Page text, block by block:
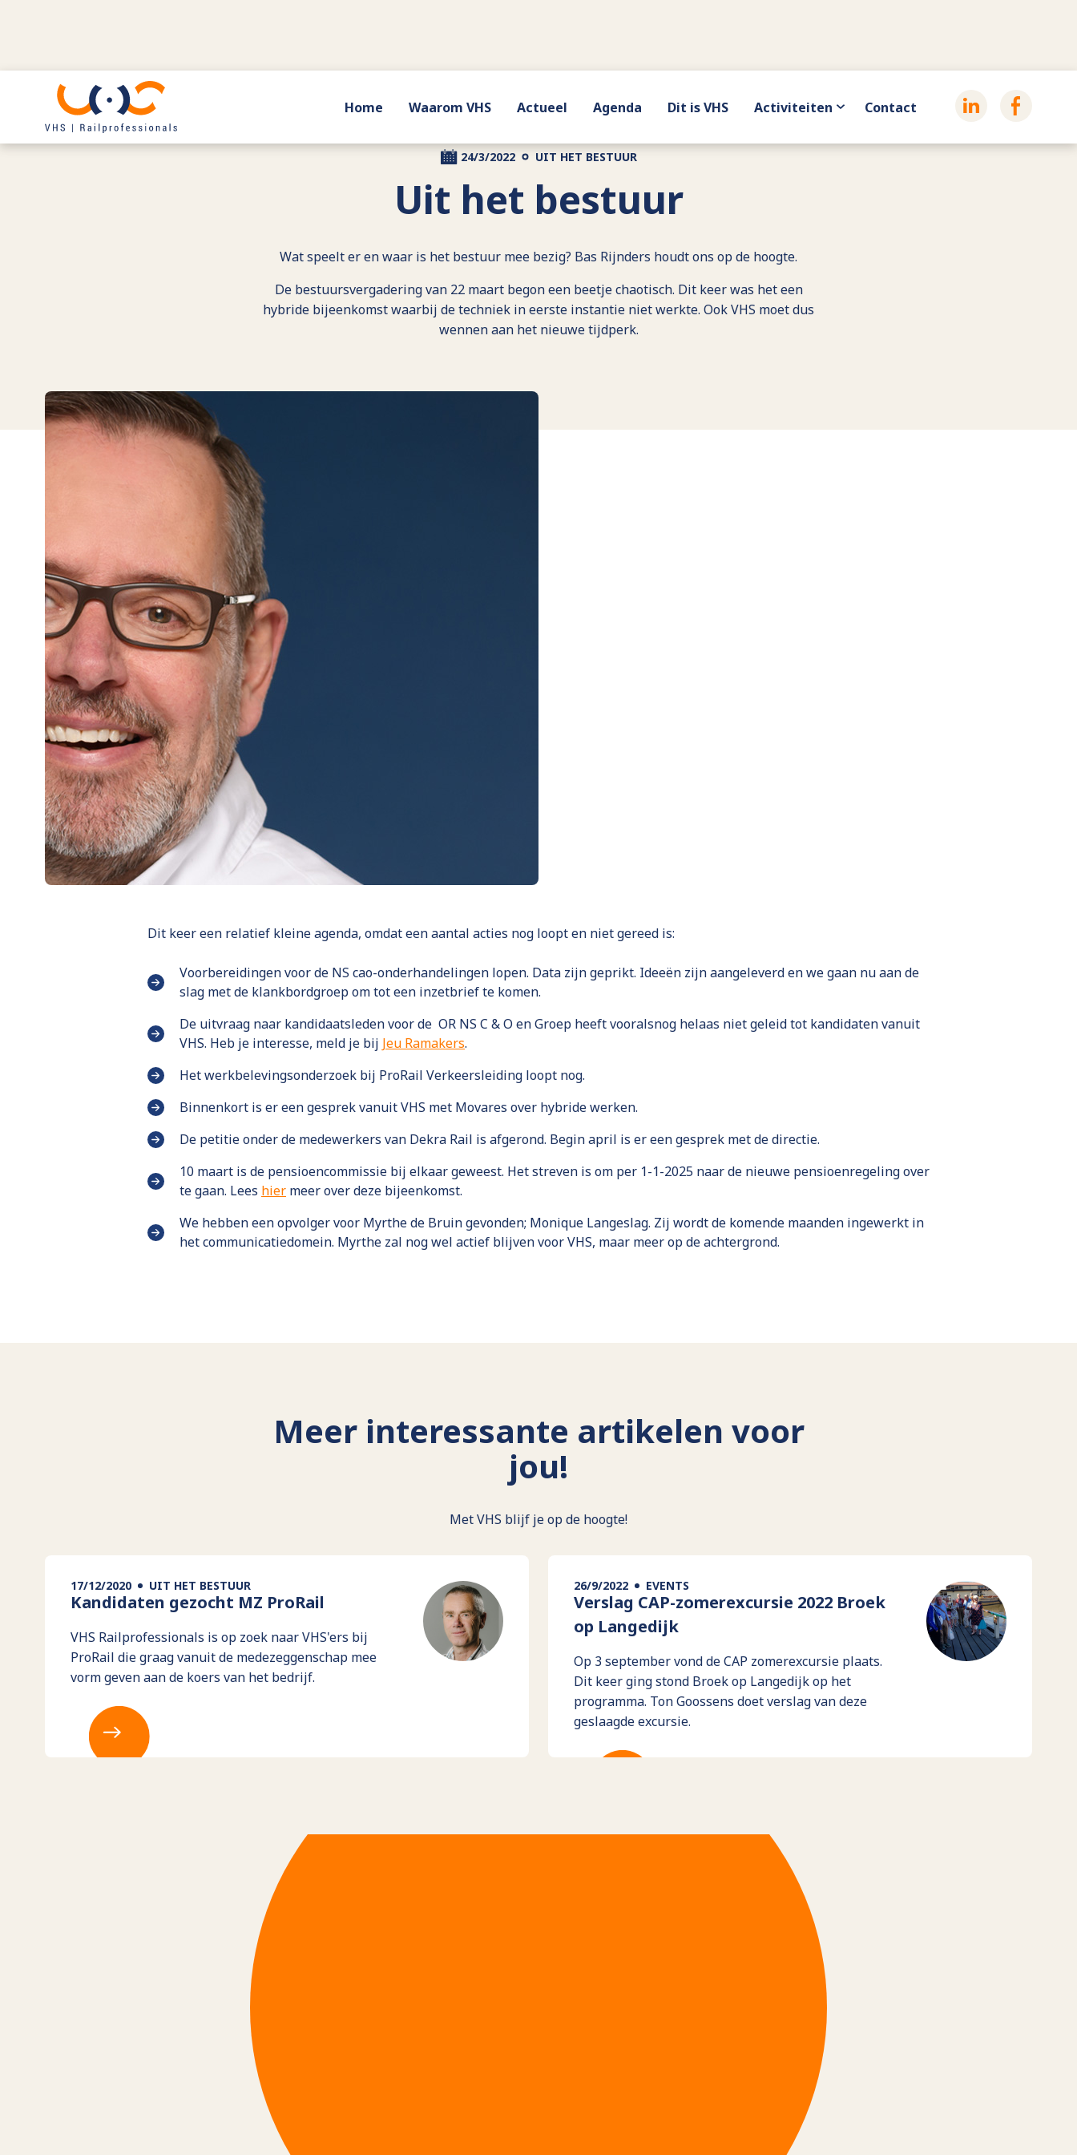
Home Waarom VHS Actueel Agenda Dit is VHS Activiteiten Contact
Terug naar actueel
24/3/2022 UIT HET BESTUUR
Uit het bestuur
Wat speelt er en waar is het bestuur mee bezig? Bas Rijnders houdt ons op de hoogte.
De bestuursvergadering van 22 maart begon een beetje chaotisch. Dit keer was het een
hybride bijeenkomst waarbij de techniek in eerste instantie niet werkte. Ook VHS moet dus
wennen aan het nieuwe tijdperk.
Dit keer een relatief kleine agenda, omdat een aantal acties nog loopt en niet gereed is:
Voorbereidingen voor de NS cao-onderhandelingen lopen. Data zijn geprikt. Ideeën zijn aangeleverd en we gaan nu aan de
slag met de klankbordgroep om tot een inzetbrief te komen.
De uitvraag naar kandidaatsleden voor de OR NS C & O en Groep heeft vooralsnog helaas niet geleid tot kandidaten vanuit
VHS. Heb je interesse, meld je bij Jeu Ramakers.
Het werkbelevingsonderzoek bij ProRail Verkeersleiding loopt nog.
Binnenkort is er een gesprek vanuit VHS met Movares over hybride werken.
De petitie onder de medewerkers van Dekra Rail is afgerond. Begin april is er een gesprek met de directie.
10 maart is de pensioencommissie bij elkaar geweest. Het streven is om per 1-1-2025 naar de nieuwe pensioenregeling over
te gaan. Lees hier meer over deze bijeenkomst.
We hebben een opvolger voor Myrthe de Bruin gevonden; Monique Langeslag. Zij wordt de komende maanden ingewerkt in
het communicatiedomein. Myrthe zal nog wel actief blijven voor VHS, maar meer op de achtergrond.
Meer interessante artikelen voor
jou!
Met VHS blijf je op de hoogte!
17/12/2020 UIT HET BESTUUR
Kandidaten gezocht MZ ProRail
VHS Railprofessionals is op zoek naar VHS'ers bij
ProRail die graag vanuit de medezeggenschap mee
vorm geven aan de koers van het bedrijf.
26/9/2022 EVENTS
Verslag CAP-zomerexcursie 2022 Broek
op Langedijk
Op 3 september vond de CAP zomerexcursie plaats.
Dit keer ging stond Broek op Langedijk op het
programma. Ton Goossens doet verslag van deze
geslaagde excursie.